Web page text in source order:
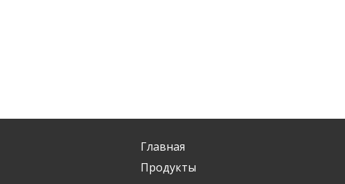
Главная
Продукты